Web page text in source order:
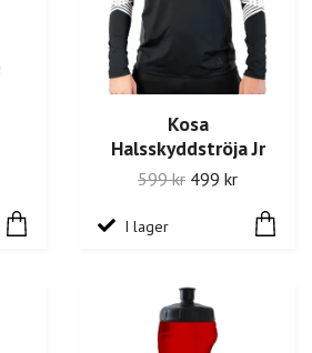
Kosa
Halsskyddströja Jr
599 kr 499 kr
I lager